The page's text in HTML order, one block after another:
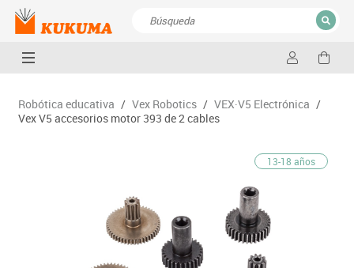
CERRAR
Robótica educativa / Vex Robotics / VEX·V5 Electrónica /
Vex V5 accesorios motor 393 de 2 cables
13-18 años